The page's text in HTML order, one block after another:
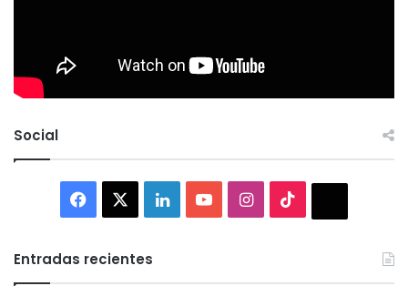
Social
Facebook LinkedInYouTubeInstagram
Entradas recientes